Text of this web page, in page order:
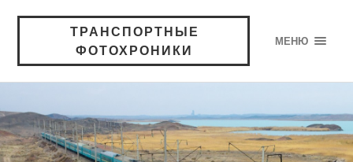
ТРАНСПОРТНЫЕ
ФОТОХРОНИКИ
МЕНЮ